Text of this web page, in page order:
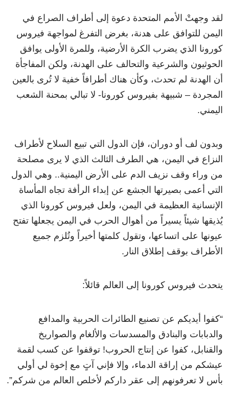
لقد وجهتْ الأمم المتحدة دعوة إلى أطراف الصراع في
اليمن للتوافق على هدنة، بغرض التفرغ لمواجهة فيروس
كورونا الذي يضرب الكرة الأرضية، وللمرة الأولى يوافق
الحوثيون والشرعية والتحالف على الهدنة، ولكن المفاجأة
أن الهدنة لم تحدث، وكأن هناك أطرافاً خفية لا تُرى بالعين
المجردة – شبيهة بفيروس كورونا- لا تبالي بمحنة الشعب
اليمني.
وبدون لف أو دوران، فإن الدول التي تبيع السلاح لأطراف
النزاع في اليمن، هي الطرف الثالث الذي لا يرى مصلحة
من وراء وقف نزيف الدم على الأرض اليمنية.. وهي الدول
التي أعمى بصيرتها الجشع عن إبداء الرأفة تجاه المأساة
الإنسانية العظيمة في اليمن، ولعل فيروس كورونا الذي
يُذيقها شيئاً يسيراً من أهوال الحرب في اليمن يجعلها تفتح
عيونها على اتساعها، وتقول كلمتها أخيراً وتُلزم جميع
الأطراف بوقف إطلاق النار.
يتحدث فيروس كورونا إلى العالم قائلاً:
“كفوا أيديكم عن تصنيع الطائرات الحربية والمدافع
والدبابات والبنادق والمسدسات والألغام والصواريخ
والقنابل، كفوا عن إنتاج الحروب! توقفوا عن كسب لقمة
عيشكم من إراقة الدماء، وإلا فإني آتٍ مع إخوة لي أولي
بأس لا تعرفونهم إلى عقر داركم لأخلص العالم من شركم”.